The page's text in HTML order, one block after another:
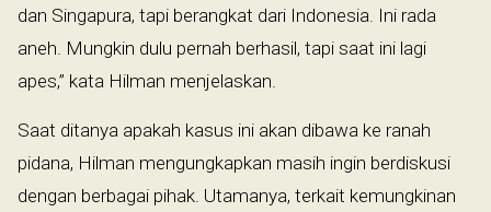
dan Singapura, tapi berangkat dari Indonesia. Ini rada
aneh. Mungkin dulu pernah berhasil, tapi saat ini lagi
apes,” kata Hilman menjelaskan.
Saat ditanya apakah kasus ini akan dibawa ke ranah
pidana, Hilman mengungkapkan masih ingin berdiskusi
dengan berbagai pihak. Utamanya, terkait kemungkinan